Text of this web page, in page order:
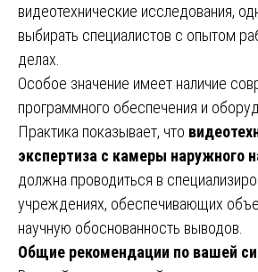
видеотехнические исследования,
выбирать специалистов с опытом
делах.
Особое значение имеет наличие
программного обеспечения и
Практика показывает, что
экспертиза с камеры наружного
должна проводиться в
учреждениях, обеспечивающих
научную обоснованность выводов.
Общие рекомендации по вашей